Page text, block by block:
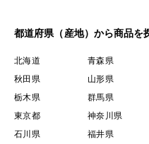
都道府県（産地）から商品を
北海道 青森県
秋田県
山形県
栃木県
群馬県
東京都
神奈川県
石川県
福井県